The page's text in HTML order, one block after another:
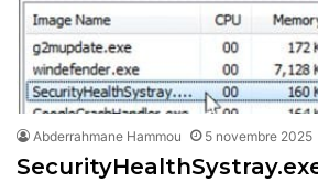
Abderrahmane Hammou 5 novembre 2025